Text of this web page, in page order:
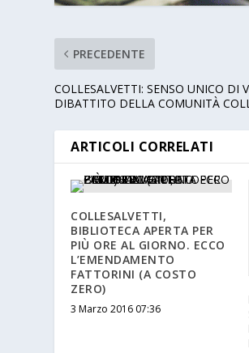
PRECEDENTE
COLLESALVETTI: SENSO UNICO DI
DIBATTITO DELLA COMUNITÀ
ARTICOLI CORRELATI
COLLESALVETTI,
BIBLIOTECA APERTA PER
PIÙ ORE AL GIORNO. ECCO
L’EMENDAMENTO
FATTORINI (A COSTO
ZERO)
3 Marzo 2016 07:36